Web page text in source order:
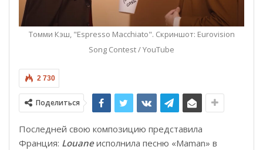
Томми Кэш, "Espresso Macchiato". Скриншот: Eurovision
Song Contest / YouTube
2 730
Поделиться
Последней свою композицию представила
Франция: Louaneисполнила песню «Maman» в